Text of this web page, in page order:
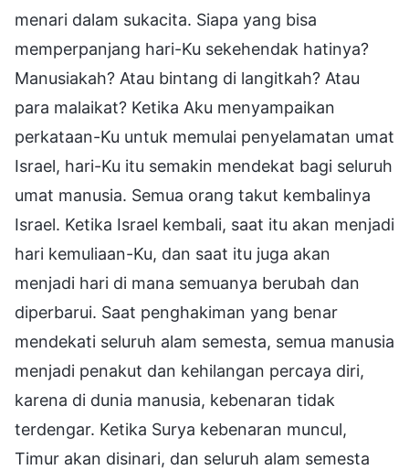
menari dalam sukacita. Siapa yang bisa
memperpanjang hari-Ku sekehendak hatinya?
Manusiakah? Atau bintang di langitkah? Atau
para malaikat? Ketika Aku menyampaikan
perkataan-Ku untuk memulai penyelamatan umat
Israel, hari-Ku itu semakin mendekat bagi seluruh
umat manusia. Semua orang takut kembalinya
Israel. Ketika Israel kembali, saat itu akan menjadi
hari kemuliaan-Ku, dan saat itu juga akan
menjadi hari di mana semuanya berubah dan
diperbarui. Saat penghakiman yang benar
mendekati seluruh alam semesta, semua manusia
menjadi penakut dan kehilangan percaya diri,
karena di dunia manusia, kebenaran tidak
terdengar. Ketika Surya kebenaran muncul,
Timur akan disinari, dan seluruh alam semesta